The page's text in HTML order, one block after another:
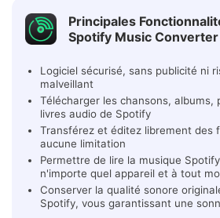
Principales
Spotify Music Converter
Logiciel sécurisé, sans publicité ni
malveillant
Télécharger les chansons, albums,
livres audio de Spotify
Transférez et éditez librement des
aucune limitation
Permettre de lire la musique
n'importe quel appareil et à tout
Conserver la qualité sonore
Spotify, vous garantissant une